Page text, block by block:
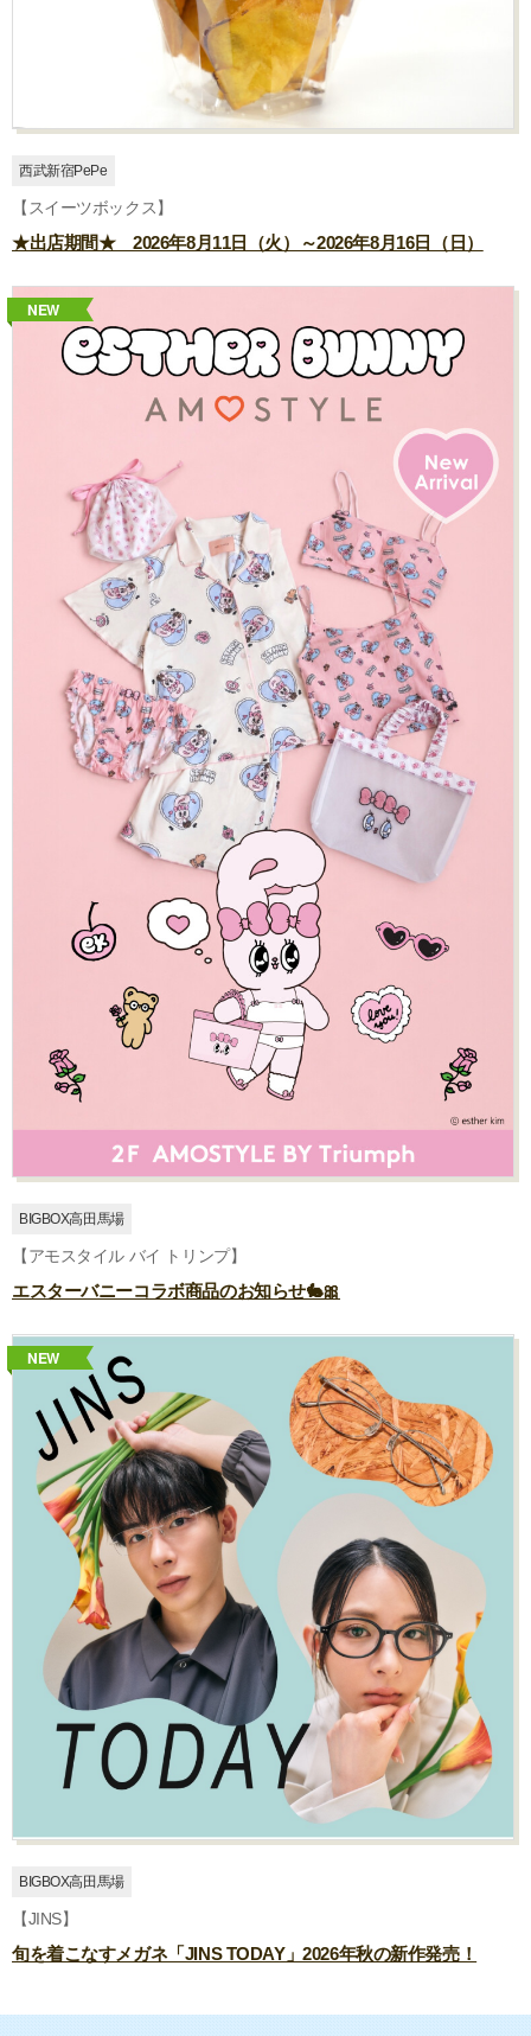
西武新宿PePe
【スイーツボックス】
★出店期間★ 2026年8月11日（火）～2026年8月16日（日）
NEW
BIGBOX高田馬場
【アモスタイル バイ トリンプ】
エスターバニーコラボ商品のお知らせ🐇🎀
NEW
BIGBOX高田馬場
【JINS】
旬を着こなすメガネ「JINS TODAY」2026年秋の新作発売！